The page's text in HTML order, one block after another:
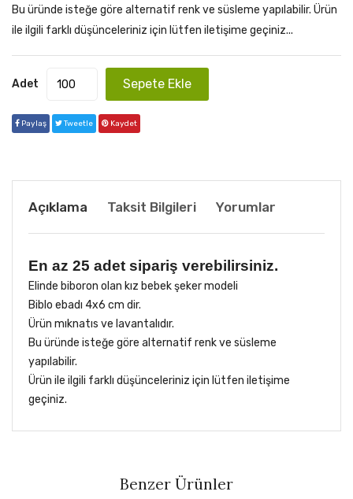
Bu üründe isteğe göre alternatif renk ve süsleme yapılabilir. Ürün
ile ilgili farklı düşünceleriniz için lütfen iletişime geçiniz...
Adet Sepete Ekle
Paylaş Tweetle Kaydet
Açıklama Taksit Bilgileri Yorumlar
En az 25 adet sipariş verebilirsiniz.
Elinde biboron olan kız bebek şeker modeli
Biblo ebadı 4x6 cm dir.
Ürün mıknatıs ve lavantalıdır.
Bu üründe isteğe göre alternatif renk ve süsleme
yapılabilir.
Ürün ile ilgili farklı düşünceleriniz için lütfen iletişime
geçiniz.
338.9 ₺
Benzer Ürünler